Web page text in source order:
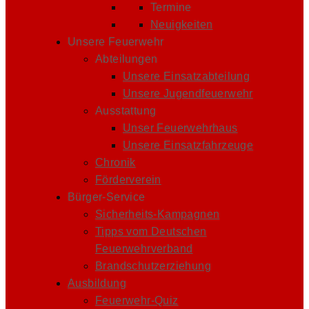
Termine
Neuigkeiten
Unsere Feuerwehr
Abteilungen
Unsere Einsatzabteilung
Unsere Jugendfeuerwehr
Ausstattung
Unser Feuerwehrhaus
Unsere Einsatzfahrzeuge
Chronik
Förderverein
Bürger-Service
Sicherheits-Kampagnen
Tipps vom Deutschen
Feuerwehrverband
Brandschutzerziehung
Ausbildung
Feuerwehr-Quiz